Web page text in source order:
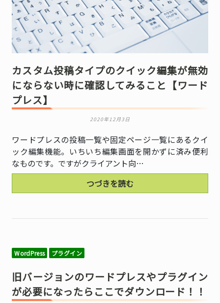
カスタム投稿タイプのクイック編集が無効
にならない時に確認してみること【ワード
プレス】
2020年12月3日
ワードプレスの投稿一覧や固定ページ一覧にあるクイ
ック編集機能。いちいち編集画面を開かずに済み便利
なものです。ですがクライアント向…
つづきを読む
WordPress プラグイン
旧バージョンのワードプレスやプラグイン
が必要になったらここでダウンロード！！